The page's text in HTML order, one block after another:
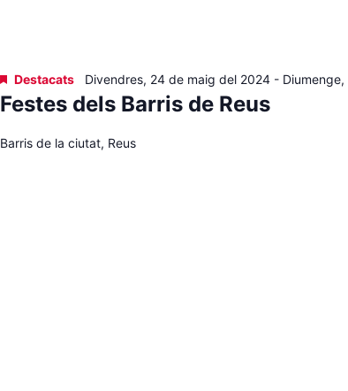
Festes dels Barris de Reus
Destacats Divendres, 24 de maig del 2024-
Barris de la ciutat, Reus